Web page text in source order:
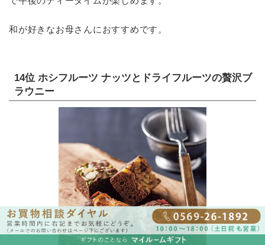
和が好きなお母さんにおすすめです。
14位 ホシフルーツ ナッツとドライフルーツの贅沢ブ
ラウニー